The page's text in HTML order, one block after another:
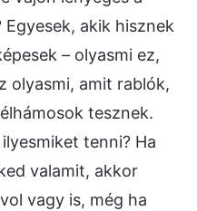
akik hisznek
– olyasmi ez,
olyasmi, amit rablók,
tesznek.
tenni? Ha
valamit, akkor
vagy is, még ha